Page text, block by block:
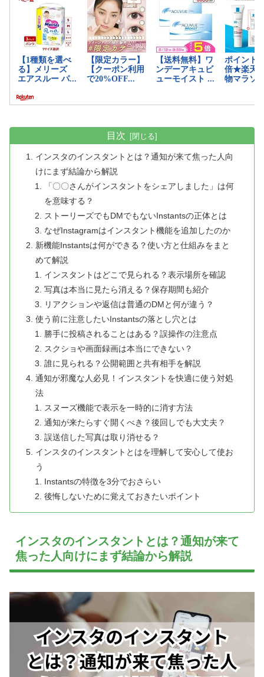
目次
インスタのインスタントとは？通知が来て焦った人向
けにまず結論から解説
「〇〇さんがインスタントをシェアしました」は何
を意味する？
ストーリーズでもDMでもないInstantsの正体とは
なぜInstagramはインスタント機能を追加したのか
新機能Instantsは何ができる？使い方と仕組みをまと
めて解説
インスタントはどこで見られる？表示場所を確認
写真は本当に見たら消える？保存期間も紹介
リアクションや返信は普通のDMと何が違う？
使う前に注意したいInstantsの落とし穴とは
勝手に投稿されることはある？誤操作の注意点
スクショや画面録画は本当にできない？
誰に見られる？公開範囲と共有相手を解説
通知が邪魔な人必見！インスタントを快適に使う対処
法
スヌーズ機能で表示を一時的に消す方法
通知が来たらすぐ開くべき？後回しでも大丈夫？
誤送信した写真は取り消せる？
インスタのインスタントとはを理解して安心して使お
う
Instantsの特徴を3分でおさらい
後悔しないために覚えておきたいポイント
インスタのインスタントとは？通知が来て
焦った人向けにまず結論から解説